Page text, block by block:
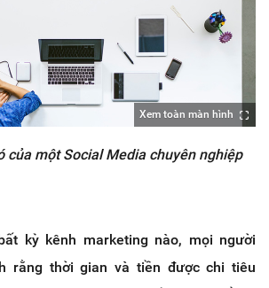
Xem toàn màn hình
của một Social Media chuyên nghiệp
kỳ kênh marketing nào, mọi người
rằng thời gian và tiền được chi tiêu